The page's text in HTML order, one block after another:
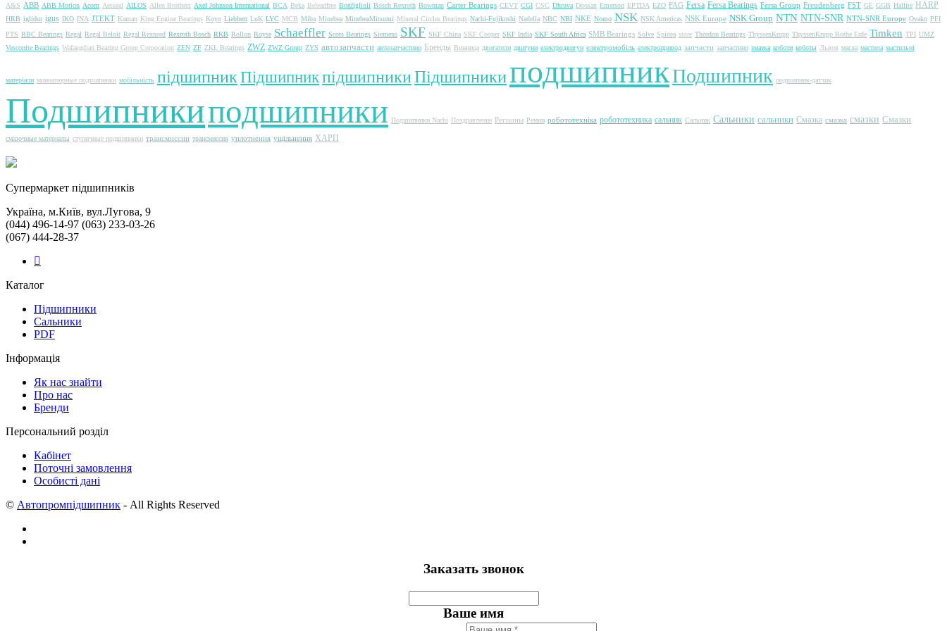
A&S ABB ABB Motion Acorn Aesseal AILOS Allen Brothers Axel Johnson International BCA Beka Beleadfree Bonfiglioli Bosch Rexroth Bowman Carter Bearings CEVT CGI CSC Dhruva Doosan Emerson EPTDA EZO FAG Fersa Fersa Bearings Fersa Group Freudenberg FST GE GGB Hallite HARP
HRB iglidur igus IKO INA JTEKT Kaman King Engine Bearings Koyo Liebherr LuK LYC MCB Miba Minebea MinebeaMitsumi Mineral Circles Bearings Nachi-Fujikoshi Nadella NBC NBI NKE Nomo NSK NSK Americas NSK Europe NSK Group NTN NTN-SNR NTN-SNR Europe Ovako PFI
PTS RBC Bearings Regal Regal Beloit Regal Rexnord Rexroth Bosch RKB Rollon Royse Schaeffler Scots Bearings Siemens SKF SKF China SKF Cooper SKF India SKF South Africa SMB Bearings Solve Spinea store Thordon Bearings ThyssenKrupp ThyssenKrupp Rothe Erde Timken TPI UMZ
Vesconite Bearings Wafangdian Bearing Group Corporation ZEN ZF ZKL Bearings ZWZ ZWZ Group ZYS автозапчасти автозапчастини Бренды Винница двигатели двигуни електродвигун електромобіль електропривод запчасти запчастини змазка коботи коботы Львов масла мастила мастильні
матеріали миниатюрные подшипники мобільність підшипник ПідшипникпідшипникиПідшипникиподшипникПодшипник подшипник-датчик
Подшипникиподшипники Подшипники Nachi Поздравление Регионы Ремни робототехніка робототехника сальник Сальник Сальники сальники Смазка смазка смазки Смазки
смазочные материалы ступичные подшипники трансмиссии трансмиссия уплотнения ущільнення ХАРП
Cупермаркет підшипників
Україна, м.Київ, вул.Лугова, 9
(044) 496-14-97 (063) 233-03-26
(067) 444-28-37
Каталог
Підшипники
Сальники
PDF
Інформація
Як нас знайти
Про нас
Бренди
Персональний розділ
Кабінет
Поточні замовлення
Особисті дані
© Автопромпідшипник - All Rights Reserved
Заказать звонок
Ваше имя